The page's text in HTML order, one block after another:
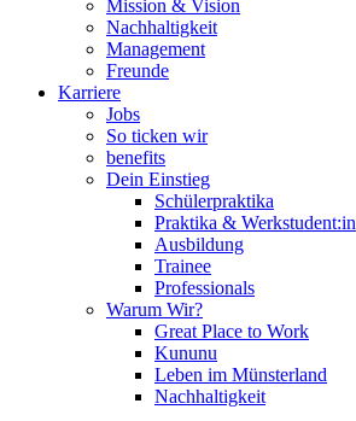
Mission & Vision
Nachhaltigkeit
Management
Freunde
Karriere
Jobs
So ticken wir
benefits
Dein Einstieg
Schülerpraktika
Praktika & Werkstudent:in
Ausbildung
Trainee
Professionals
Warum Wir?
Great Place to Work
Kununu
Leben im Münsterland
Nachhaltigkeit